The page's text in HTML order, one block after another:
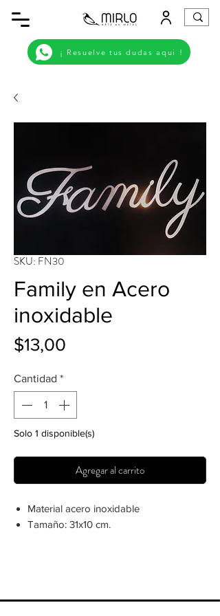
¡ Resuelve tus dudas aqui !
SKU: FN30
Family en Acero
inoxidable
$13,00
Cantidad *
Solo 1 disponible(s)
Agregar al carrito
Material acero inoxidable
Tamaño: 31x10 cm.